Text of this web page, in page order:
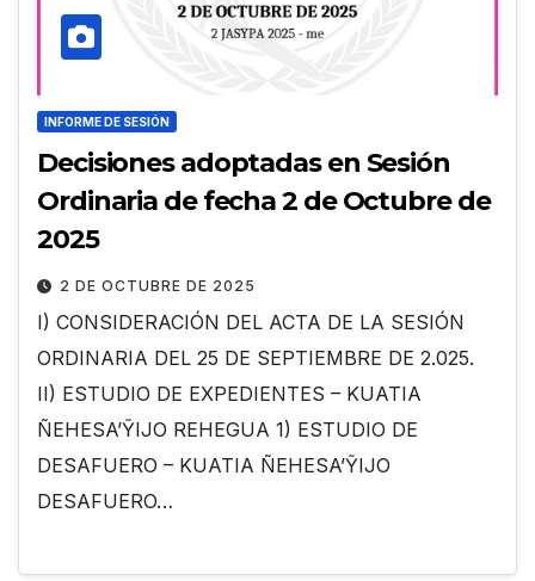
INFORME DE SESIÓN
Decisiones adoptadas en Sesión
Ordinaria de fecha 2 de Octubre de
2025
2 DE OCTUBRE DE 2025
I) CONSIDERACIÓN DEL ACTA DE LA SESIÓN
ORDINARIA DEL 25 DE SEPTIEMBRE DE 2.025.
II) ESTUDIO DE EXPEDIENTES – KUATIA
ÑEHESA’ỸIJO REHEGUA 1) ESTUDIO DE
DESAFUERO – KUATIA ÑEHESA’ỸIJO
DESAFUERO…